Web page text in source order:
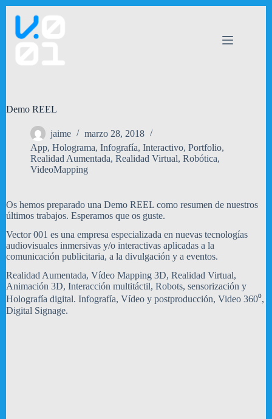
contenido
Demo REEL
jaime
marzo 28, 2018
App, Holograma, Infografía, Interactivo, Portfolio,
Realidad Aumentada, Realidad Virtual, Robótica,
VideoMapping
Os hemos preparado una Demo REEL como resumen de nuestros
últimos trabajos. Esperamos que os guste.
Vector 001 es una empresa especializada en nuevas tecnologías
audiovisuales inmersivas y/o interactivas aplicadas a la
comunicación publicitaria, a la divulgación y a eventos.
Realidad Aumentada, Vídeo Mapping 3D, Realidad Virtual,
Animación 3D, Interacción multitáctil, Robots, sensorización y
Holografía digital. Infografía, Vídeo y postproducción, Video 360⁰,
Digital Signage.